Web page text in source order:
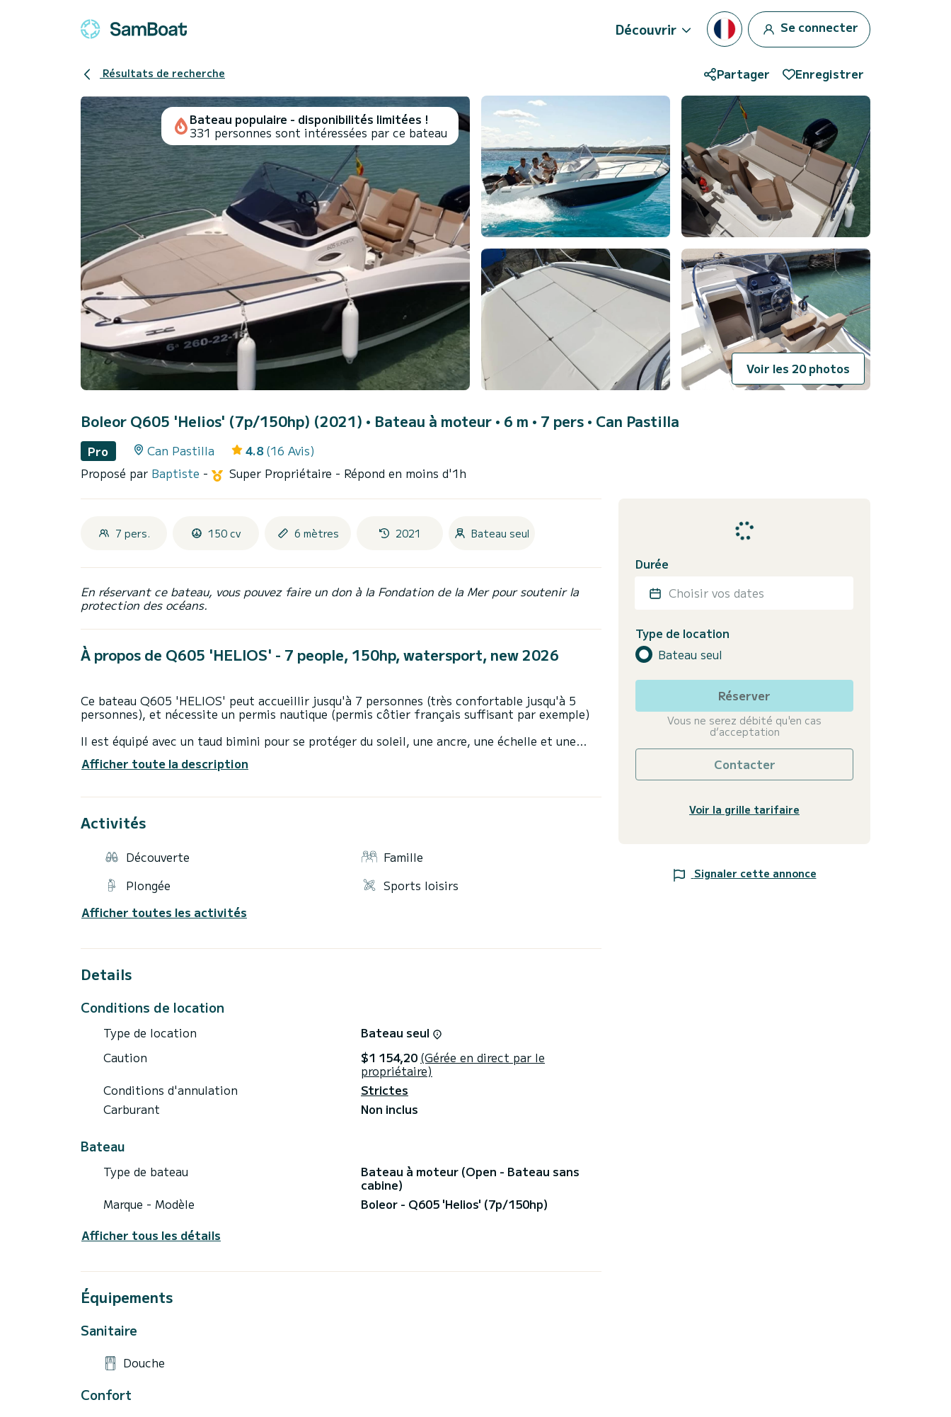
Découvrir Se connecter
Résultats de recherche Partager Enregistrer
Voir les 20 photos
Bateau populaire - disponibilités limitées !
331 personnes sont intéressées par ce bateau
Boleor Q605 'Helios' (7p/150hp) (2021) • Bateau à moteur • 6 m • 7 pers • Can Pastilla
Pro Can Pastilla 4.8 (16 Avis)
Proposé par Baptiste - Super Propriétaire - Répond en moins d'1h
7 pers. 150 cv 6 mètres 2021 Bateau seul
En réservant ce bateau, vous pouvez faire un don à la Fondation de la Mer pour soutenir la
protection des océans.
À propos de Q605 'HELIOS' - 7 people, 150hp, watersport, new 2026
Ce bateau Q605 'HELIOS' peut accueillir jusqu'à 7 personnes (très confortable jusqu'à 5
personnes), et nécessite un permis nautique (permis côtier français suffisant par exemple)
Il est équipé avec un taud bimini pour se protéger du soleil, une ancre, une échelle et une
douche de pont, une cabine et bien entendu tout l’équipement de sécurité (gilets de
bouée tractée 'donut').
​La consommation de carburant est à régler en fin de location (compter 8-15€ par heure de
moteur, suivant la vitesse).
Nettoyage final: 30€ (à régler à l'embarquement).
Une caution de 1'000€ est requise (liquide ou Visa/Mastercard), remboursée en fin de
appropriés suivant vos aspirations et la durée de location (criques isolées, réserve naturelle,
Afficher toute la description
Activités
Découverte
Famille
Plongée
Sports loisirs
Afficher toutes les activités
Details
Conditions de location
Type de location
Bateau seul
Caution
$1 154,20 (Gérée en direct par le
propriétaire)
Conditions d'annulation
Strictes
Carburant
Non inclus
Bateau
Type de bateau Bateau à moteur (Open - Bateau sans
cabine)
Marque - Modèle
Boleor - Q605 'Helios' (7p/150hp)
Afficher tous les détails
Équipements
Sanitaire
Douche
Confort
Durée
Choisir vos dates
Type de location
Bateau seul
Réserver
Vous ne serez débité qu'en cas
d’acceptation
Contacter
Voir la grille tarifaire
Signaler cette annonce